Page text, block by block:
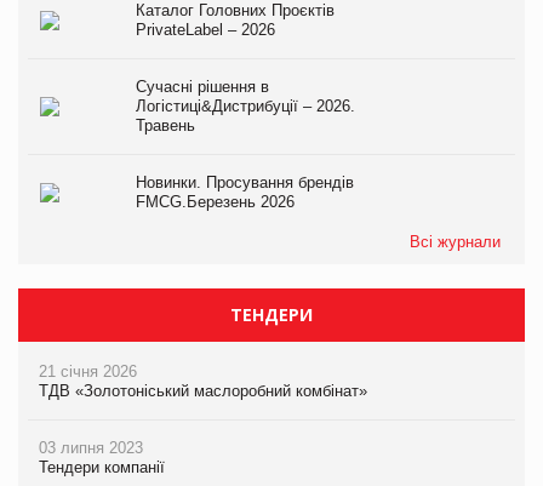
Каталог Головних Проєктів
PrivateLabel – 2026
Сучасні рішення в
Логістиці&Дистрибуції – 2026.
Травень
Новинки. Просування брендів
FMCG.Березень 2026
Всі журнали
ТЕНДЕРИ
21 січня 2026
ТДВ «Золотоніський маслоробний комбінат»
03 липня 2023
Тендери компанії